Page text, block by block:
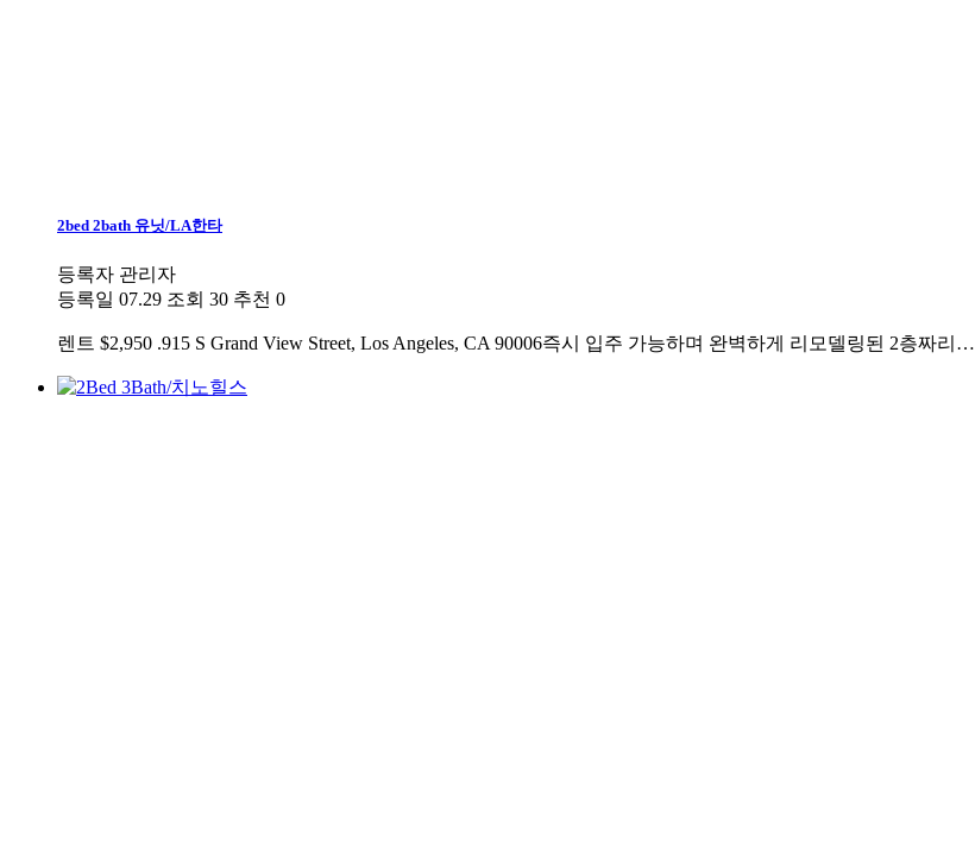
2bed 2bath 유닛/LA한타
등록자 관리자
등록일 07.29 조회 30 추천 0
렌트 $2,950 .915 S Grand View Street, Los Angeles, CA 90006즉시 입주 가능하며 완벽하게 리모델링된 2층짜리…